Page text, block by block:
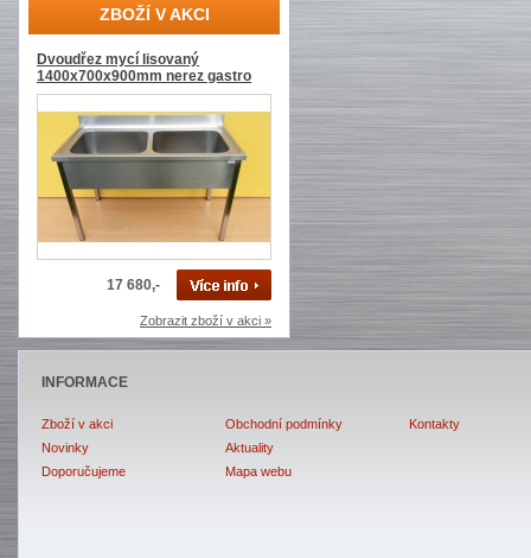
ZBOŽÍ V AKCI
Dvoudřez mycí lisovaný
1400x700x900mm nerez gastro
17 680,-
Zobrazit zboží v akci »
INFORMACE
Zboží v akci
Novinky
Doporučujeme
Obchodní podmínky
Aktuality
Mapa webu
Kontakty